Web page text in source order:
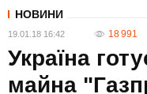
НОВИНИ
19.01.18 16:42 18 991
Україна
майна